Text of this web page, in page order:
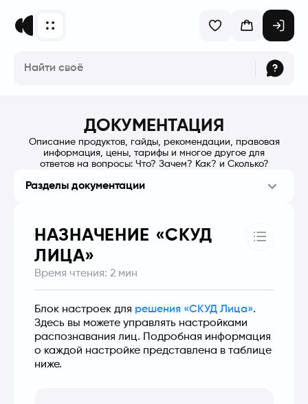
ДОКУМЕНТАЦИЯ
Описание продуктов, гайды, рекомендации, правовая
информация, цены, тарифы и многое другое для
ответов на вопросы: Что? Зачем? Как? и Сколько?
Разделы документации
НАЗНАЧЕНИЕ «СКУД
ЛИЦА»
Время чтения: 2 мин
Блок настроек для решения «СКУД Лица».
Здесь вы можете управлять настройками
распознавания лиц. Подробная информация
о каждой настройке представлена в таблице
ниже.